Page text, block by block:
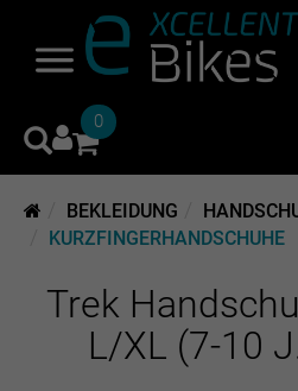
0
BEKLEIDUNG
KURZFINGERHANDSCHUHE
Trek
L/XL (7-10